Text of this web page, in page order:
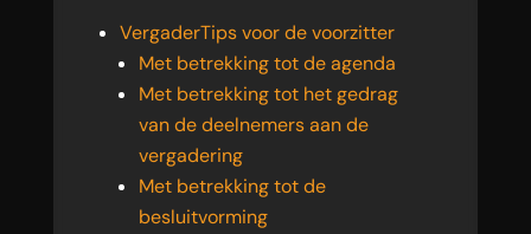
VergaderTips voor de voorzitter
Met betrekking tot de agenda
Met betrekking tot het gedrag
van de deelnemers aan de
vergadering
Met betrekking tot de
besluitvorming